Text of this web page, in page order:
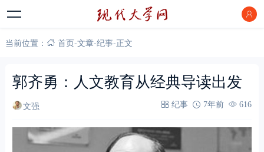
当前位置： 首页-文章-纪事-正文
郭齐勇：人文教育从经典导读出发
文强 纪事 7年前 616